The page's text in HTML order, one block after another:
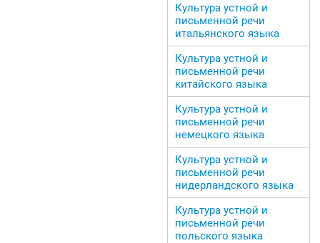
Культура устной и
письменной речи
итальянского языка
Культура устной и
письменной речи
китайского языка
Культура устной и
письменной речи
немецкого языка
Культура устной и
письменной речи
нидерландского языка
Культура устной и
письменной речи
польского языка